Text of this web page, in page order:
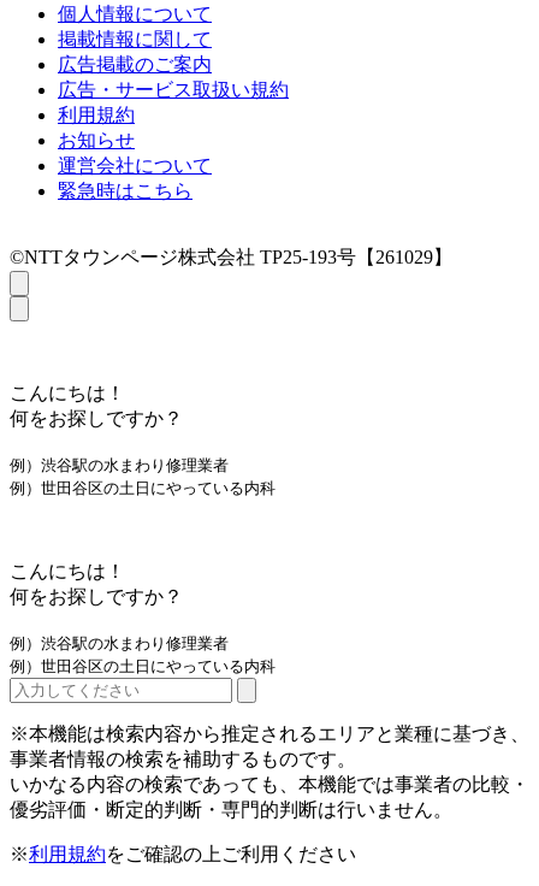
個人情報について
掲載情報に関して
広告掲載のご案内
広告・サービス取扱い規約
利用規約
お知らせ
運営会社について
緊急時はこちら
©NTTタウンページ株式会社 TP25-193号【261029】
こんにちは！
何をお探しですか？
例）渋谷駅の水まわり修理業者
例）世田谷区の土日にやっている内科
こんにちは！
何をお探しですか？
例）渋谷駅の水まわり修理業者
例）世田谷区の土日にやっている内科
※本機能は検索内容から推定されるエリアと業種に基づき、
事業者情報の検索を補助するものです。
いかなる内容の検索であっても、本機能では事業者の比較・
優劣評価・断定的判断・専門的判断は行いません。
※利用規約をご確認の上ご利用ください